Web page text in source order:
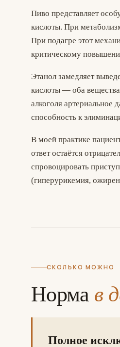
Пиво представляет
кислоты. При
При подагре этот
критическому
Этанол замедляет
кислоты — оба
алкоголя
способность к
В моей практике
ответ остаётся
спровоцировать
(гиперурикемия,
СКОЛЬКО МОЖНО
Норма в
Полное